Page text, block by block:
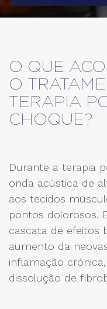
O QUE
O
TERAPIA
CHOQUE?
Durante a terapia
onda acústica de
aos tecidos
pontos dolorosos.
cascata de efeitos
aumento da
inflamação
dissolução de